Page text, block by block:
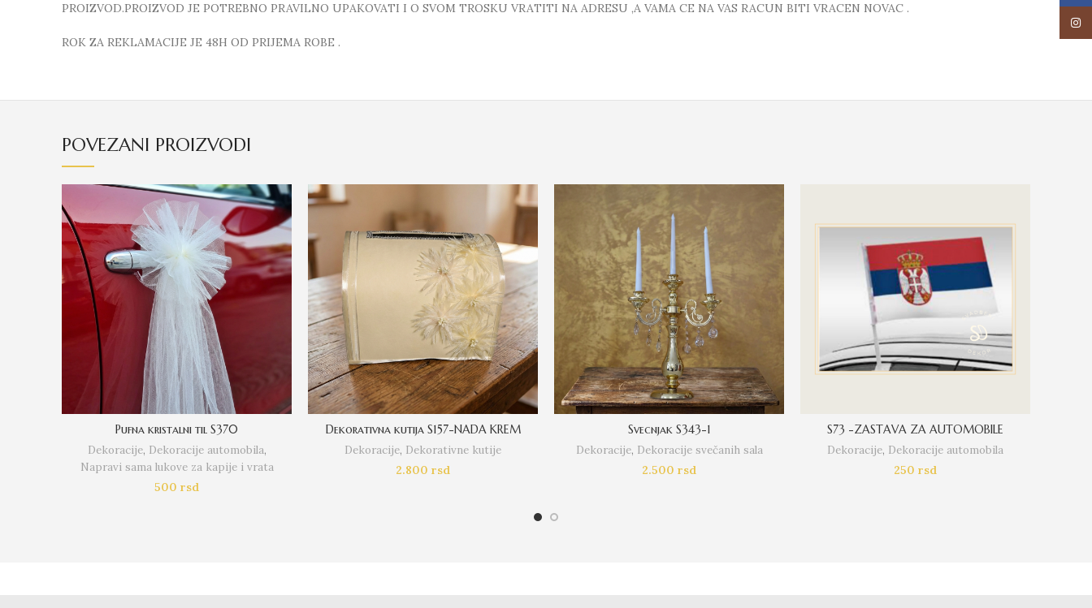
PROIZVOD.PROIZVOD JE POTREBNO PRAVILNO UPAKOVATI I O SVOM TROSKU VRATITI NA ADRESU ,A VAMA CE NA VAS RACUN BITI VRACEN NOVAC .
ROK ZA REKLAMACIJE JE 48H OD PRIJEMA ROBE .
POVEZANI PROIZVODI
Pufna kristalni til S370
Dekoracije, Dekoracije automobila,
Napravi sama lukove za kapije i vrata
500 rsd
Dekorativna kutija S157-NADA KREM
Dekoracije, Dekorativne kutije
2.800 rsd
Svecnjak S343-1
Dekoracije, Dekoracije svečanih sala
2.500 rsd
S73 -ZASTAVA ZA AUTOMOBILE
Dekoracije, Dekoracije automobila
250 rsd